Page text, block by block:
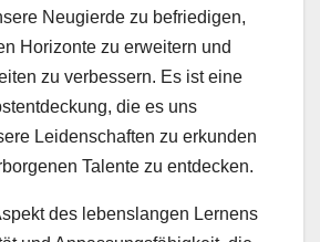
Neugierde zu befriedigen,
Horizonte zu erweitern und
zu verbessern. Es ist eine
die es uns
Leidenschaften zu erkunden
Talente zu entdecken.
des lebenslangen Lernens